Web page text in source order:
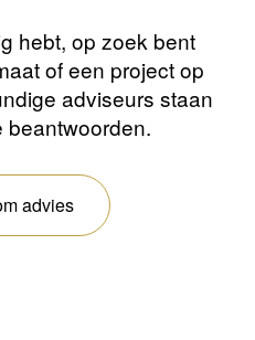
hebt, op zoek bent
of een project op
adviseurs staan
beantwoorden.
advies